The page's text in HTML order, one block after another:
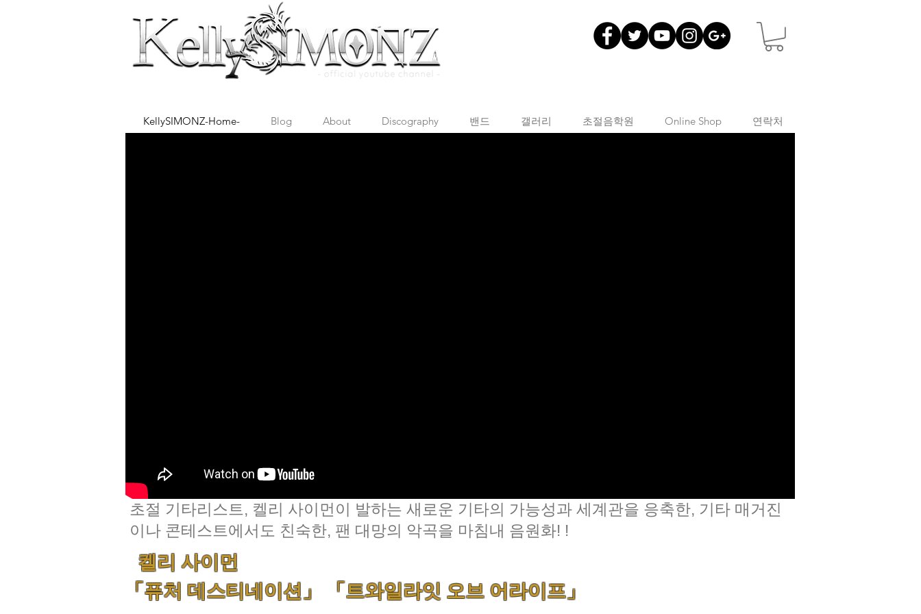
KellySIMONZ-Home- Blog About Discography 밴드 갤러리 초절음학원 Online Shop 연락처
초절 기타리스트, 켈리 사이먼이 발하는 새로운 기타의 가능성과 세계관을 응축한, 기타 매거진
이나 콘테스트에서도 친숙한, 팬 대망의 악곡을 마침내 음원화! !
켈리 사이먼
「퓨처 데스티네이션」 「트와일라잇 오브 어라이프」